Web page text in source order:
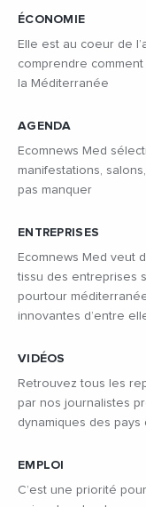
ÉCONOMIE
Elle est au coeur de
comprendre
la Méditerranée
AGENDA
Ecomnews Med
manifestations,
pas manquer
ENTREPRISES
Ecomnews Med veut
tissu des entreprises
pourtour
innovantes d’entre
VIDÉOS
Retrouvez tous les
par nos journalistes
dynamiques des
EMPLOI
C’est une priorité